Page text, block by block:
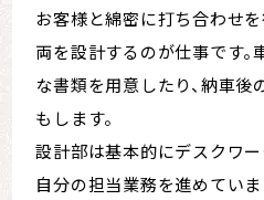
お客様と綿密に打ち合わせ
両を設計するのが仕事です。
な書類を用意したり、納車
もします。
設計部は基本的にデスクワ
自分の担当業務を進めていま